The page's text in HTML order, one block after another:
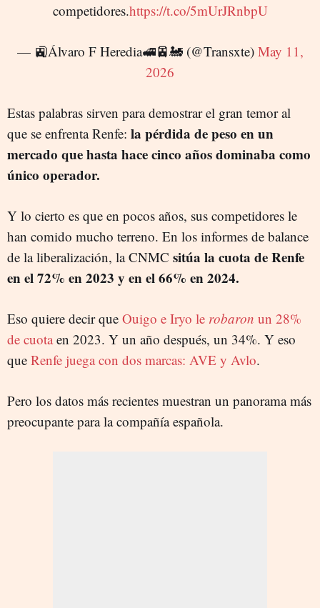
competidores.https://t.co/5mUrJRnbpU
— 🚉Álvaro F Heredia🚅🚈🚂 (@Transxte) May 11,
2026
Estas palabras sirven para demostrar el gran temor al
que se enfrenta Renfe: la pérdida de peso en un
mercado que hasta hace cinco años dominaba como
único operador.
Y lo cierto es que en pocos años, sus competidores le
han comido mucho terreno. En los informes de balance
de la liberalización, la CNMC sitúa la cuota de Renfe
en el 72% en 2023 y en el 66% en 2024.
Eso quiere decir que Ouigo e Iryo le robaron un 28%
de cuotaen 2023. Y un año después, un 34%. Y eso
que Renfe juega con dos marcas: AVE y Avlo.
Pero los datos más recientes muestran un panorama más
preocupante para la compañía española.